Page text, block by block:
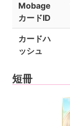
Mobage
カードID
カードハ
ッシュ
短冊